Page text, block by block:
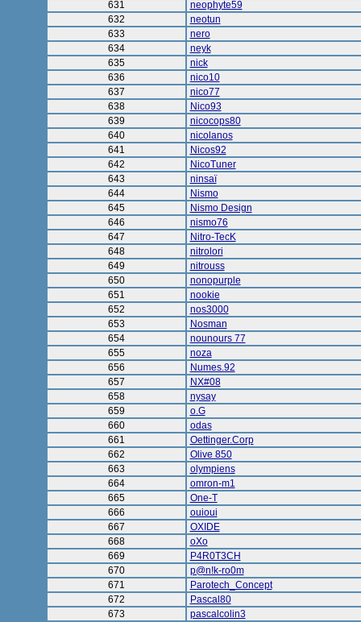
631
neophyte59
632
neotun
633
nero
634
neyk
635
nick
636
nico10
637
nico77
638
Nico93
639
nicocops80
640
nicolanos
641
Nicos92
642
NicoTuner
643
ninsaï
644
Nismo
645
Nismo Design
646
nismo76
647
Nitro-TecK
648
nitrolori
649
nitrouss
650
nonopurple
651
nookie
652
nos3000
653
Nosman
654
nounours 77
655
noza
656
Numes.92
657
NX#08
658
nysay
659
o.G
660
odas
661
Oettinger.Corp
662
Olive 850
663
olympiens
664
omron-m1
665
One-T
666
ouioui
667
OXIDE
668
oXo
669
P4R0T3CH
670
p@n!k-ro0m
671
Parotech_Concept
672
Pascal80
673
pascalcolin3